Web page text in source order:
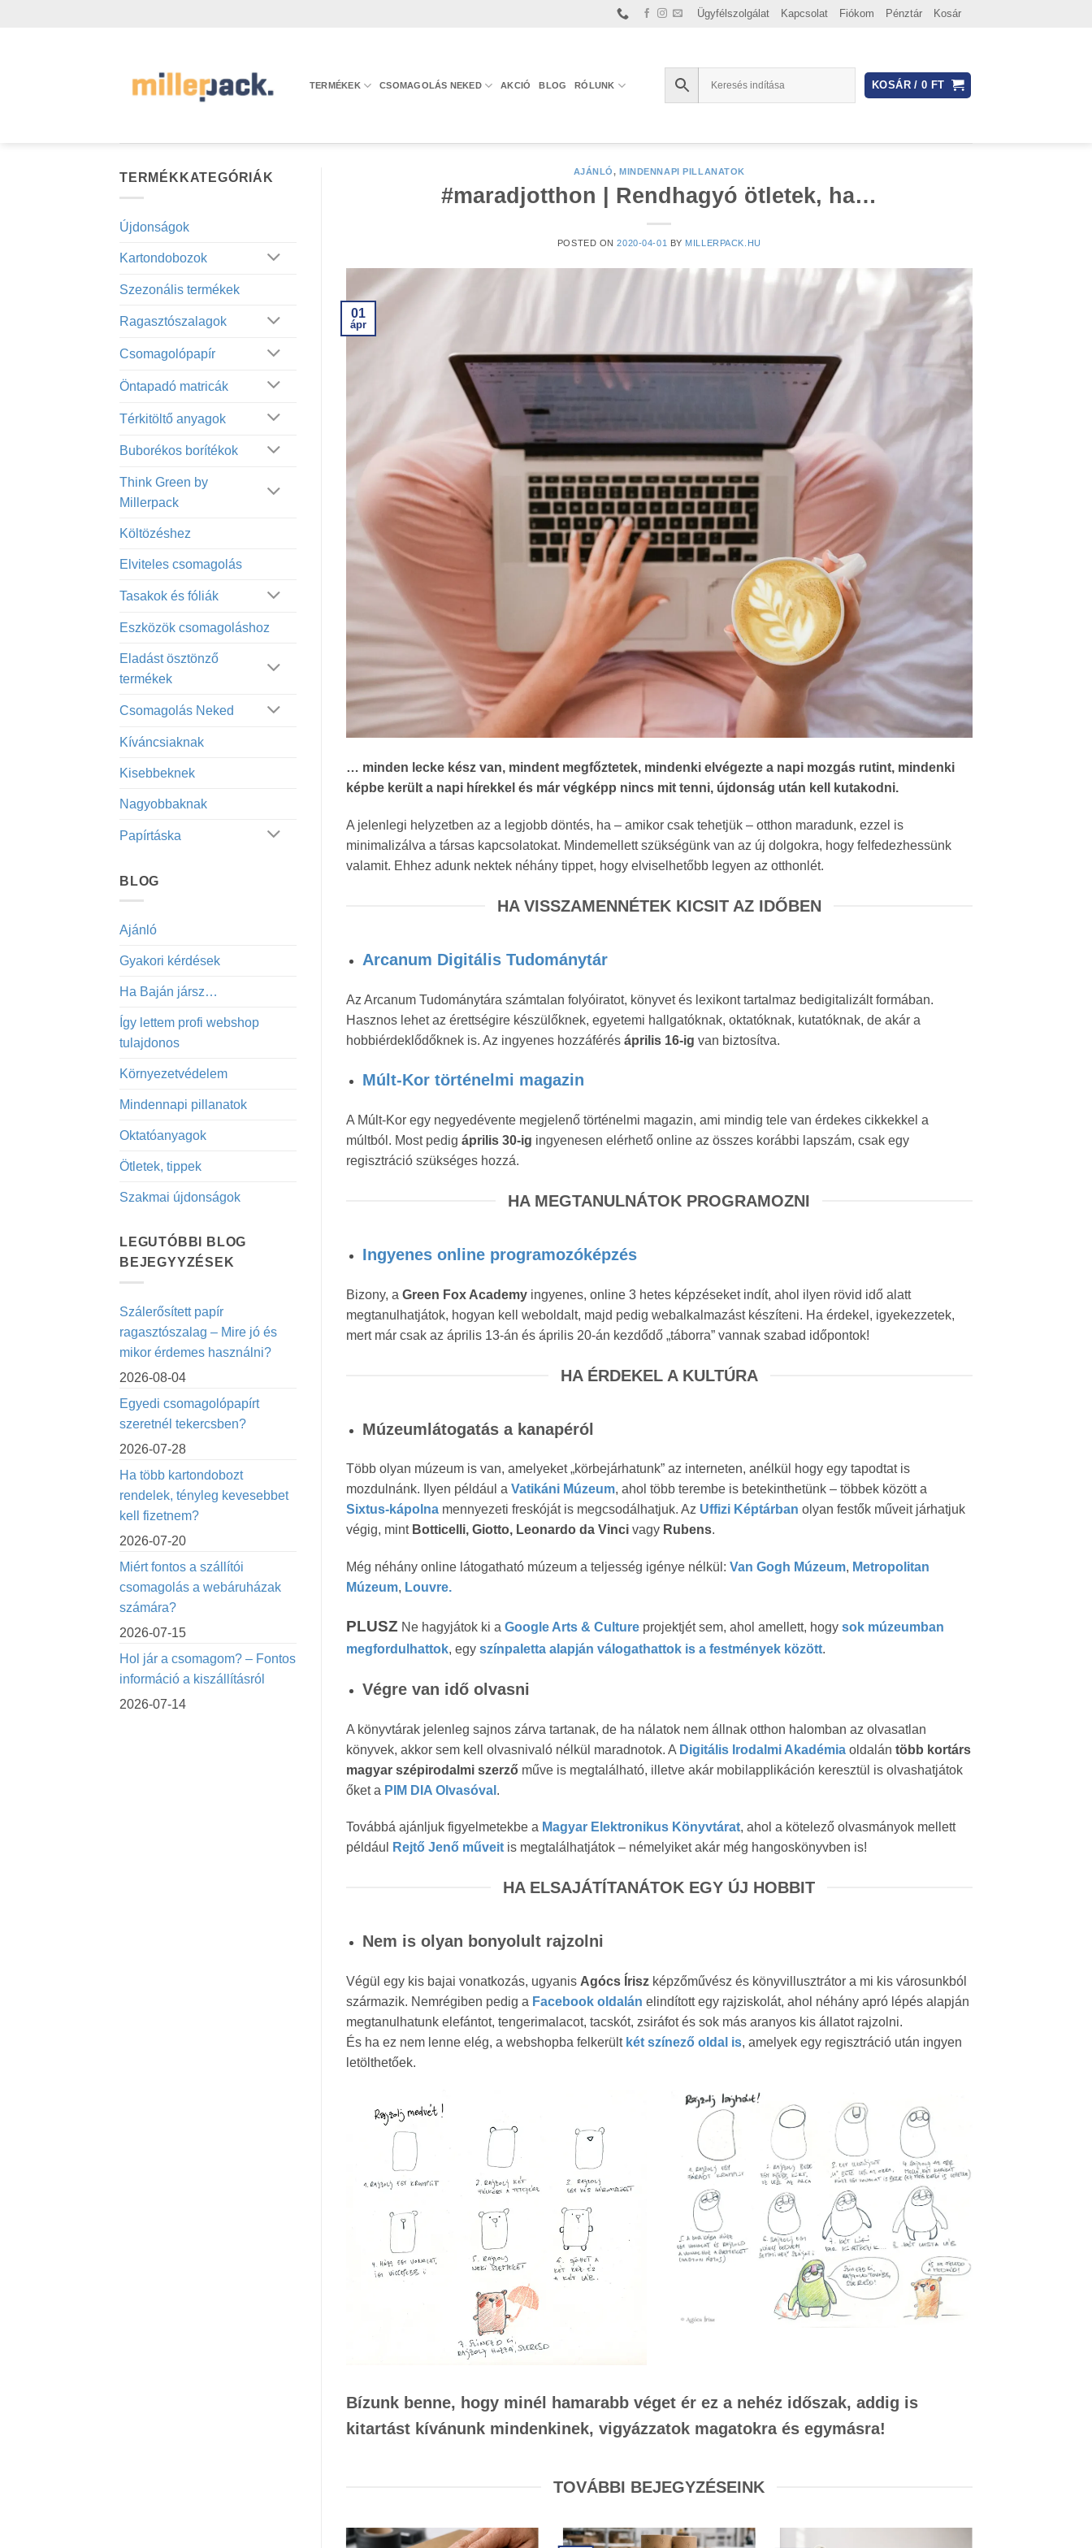
Ügyfélszolgálat Kapcsolat Fiókom Pénztár Kosár
TERMÉKEK CSOMAGOLÁS NEKED AKCIÓ BLOG RÓLUNK KOSÁR /0 FT
TERMÉKKATEGÓRIÁK
Újdonságok
Kartondobozok
Szezonális termékek
Ragasztószalagok
Csomagolópapír
Öntapadó matricák
Térkitöltő anyagok
Buborékos borítékok
Think Green by
Millerpack
Költözéshez
Elviteles csomagolás
Tasakok és fóliák
Eszközök csomagoláshoz
Eladást ösztönző
termékek
Csomagolás Neked
Kíváncsiaknak
Kisebbeknek
Nagyobbaknak
Papírtáska
BLOG
Ajánló
Gyakori kérdések
Ha Baján jársz…
Így lettem profi webshop
tulajdonos
Környezetvédelem
Mindennapi pillanatok
Oktatóanyagok
Ötletek, tippek
Szakmai újdonságok
LEGUTÓBBI BLOG
BEJEGYYZÉSEK
Szálerősített papír
ragasztószalag – Mire jó és
mikor érdemes használni?
2026-08-04
Egyedi csomagolópapírt
szeretnél tekercsben?
2026-07-28
Ha több kartondobozt
rendelek, tényleg kevesebbet
kell fizetnem?
2026-07-20
Miért fontos a szállítói
csomagolás a webáruházak
számára?
2026-07-15
Hol jár a csomagom? – Fontos
információ a kiszállításról
2026-07-14
AJÁNLÓ,MINDENNAPI PILLANATOK
#maradjotthon | Rendhagyó ötletek, ha…
POSTED ON2020-04-01 BY MILLERPACK.HU
01
ápr
… minden lecke kész van, mindent megfőztetek, mindenki elvégezte a napi mozgás rutint, mindenki
képbe került a napi hírekkel és már végképp nincs mit tenni, újdonság után kell kutakodni.
A jelenlegi helyzetben az a legjobb döntés, ha – amikor csak tehetjük – otthon maradunk, ezzel is
minimalizálva a társas kapcsolatokat. Mindemellett szükségünk van az új dolgokra, hogy felfedezhessünk
valamit. Ehhez adunk nektek néhány tippet, hogy elviselhetőbb legyen az otthonlét.
HA VISSZAMENNÉTEK KICSIT AZ IDŐBEN
Arcanum Digitális Tudománytár
Az Arcanum Tudománytára számtalan folyóiratot, könyvet és lexikont tartalmaz bedigitalizált formában.
Hasznos lehet az érettségire készülőknek, egyetemi hallgatóknak, oktatóknak, kutatóknak, de akár a
hobbiérdeklődőknek is. Az ingyenes hozzáférés április 16-ig van biztosítva.
Múlt-Kor történelmi magazin
A Múlt-Kor egy negyedévente megjelenő történelmi magazin, ami mindig tele van érdekes cikkekkel a
múltból. Most pedig április 30-ig ingyenesen elérhető online az összes korábbi lapszám, csak egy
regisztráció szükséges hozzá.
HA MEGTANULNÁTOK PROGRAMOZNI
Ingyenes online programozóképzés
Bizony, a Green Fox Academyingyenes, online 3 hetes képzéseket indít, ahol ilyen rövid idő alatt
megtanulhatjátok, hogyan kell weboldalt, majd pedig webalkalmazást készíteni. Ha érdekel, igyekezzetek,
mert már csak az április 13-án és április 20-án kezdődő „táborra” vannak szabad időpontok!
HA ÉRDEKEL A KULTÚRA
Múzeumlátogatás a kanapéról
Több olyan múzeum is van, amelyeket „körbejárhatunk” az interneten, anélkül hogy egy tapodtat is
mozdulnánk. Ilyen például a Vatikáni Múzeum, ahol több terembe is betekinthetünk – többek között a
Sixtus-kápolnamennyezeti freskóját is megcsodálhatjuk. Az Uffizi Képtárban olyan festők műveit járhatjuk
végig, mint Botticelli, Giotto, Leonardo da Vincivagy Rubens.
Még néhány online látogatható múzeum a teljesség igénye nélkül: Van Gogh Múzeum, Metropolitan
Múzeum, Louvre.
PLUSZ Ne hagyjátok ki a Google Arts & Cultureprojektjét sem, ahol amellett, hogy sok múzeumban
megfordulhattok, egy színpaletta alapján válogathattok is a festmények között.
Végre van idő olvasni
A könyvtárak jelenleg sajnos zárva tartanak, de ha nálatok nem állnak otthon halomban az olvasatlan
könyvek, akkor sem kell olvasnivaló nélkül maradnotok. A Digitális Irodalmi Akadémiaoldalán több kortárs
magyar szépirodalmi szerzőműve is megtalálható, illetve akár mobilapplikáción keresztül is olvashatjátok
őket a PIM DIA Olvasóval .
Továbbá ajánljuk figyelmetekbe a Magyar Elektronikus Könyvtárat, ahol a kötelező olvasmányok mellett
például
Rejtő Jenő műveitis megtalálhatjátok – némelyiket akár még hangoskönyvben is!
HA ELSAJÁTÍTANÁTOK EGY ÚJ HOBBIT
Nem is olyan bonyolult rajzolni
Végül egy kis bajai vonatkozás, ugyanis Agócs Íriszképzőművész és könyvillusztrátor a mi kis városunkból
származik. Nemrégiben pedig a Facebook oldalán elindított egy rajziskolát, ahol néhány apró lépés alapján
megtanulhatunk elefántot, tengerimalacot, tacskót, zsiráfot és sok más aranyos kis állatot rajzolni.
És ha ez nem lenne elég, a webshopba felkerült két színező oldal is, amelyek egy regisztráció után ingyen
letölthetőek.
Bízunk benne, hogy minél hamarabb véget ér ez a nehéz időszak, addig is
kitartást kívánunk mindenkinek, vigyázzatok magatokra és egymásra!
TOVÁBBI BEJEGYZÉSEINK